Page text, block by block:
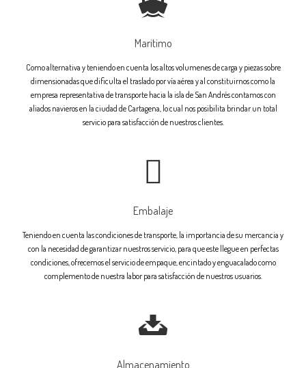
Maritimo
Como alternativa y teniendo en cuenta los altos volumenes de carga y piezas sobre
dimensionadas que dificulta el traslado por vía aérea y al constituirnos como la
empresa representativa de transporte hacia la isla de San Andrés contamos con
aliados navieros en la ciudad de Cartagena, lo cual nos posibilita brindar un total
servicio para satisfacción de nuestros clientes.
Embalaje
Teniendo en cuenta las condiciones de transporte, la importancia de su mercancia y
con la necesidad de garantizar nuestros servicio, para que este llegue en perfectas
condiciones, ofrecemos el servicio de empaque, encintado y enguacalado como
complemento de nuestra labor para satisfacción de nuestros usuarios.
Almacenamiento